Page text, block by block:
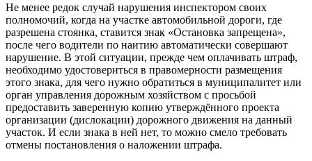
Не менее редок случай нарушения инспектором своих
полномочий, когда на участке автомобильной дороги, где
разрешена стоянка, ставится знак «Остановка запрещена»,
после чего водители по наитию автоматически совершают
нарушение. В этой ситуации, прежде чем оплачивать штраф,
необходимо удостовериться в правомерности размещения
этого знака, для чего нужно обратиться в муниципалитет или
орган управления дорожным хозяйством с просьбой
предоставить заверенную копию утверждённого проекта
организации (дислокации) дорожного движения на данный
участок. И если знака в ней нет, то можно смело требовать
отмены постановления о наложении штрафа.